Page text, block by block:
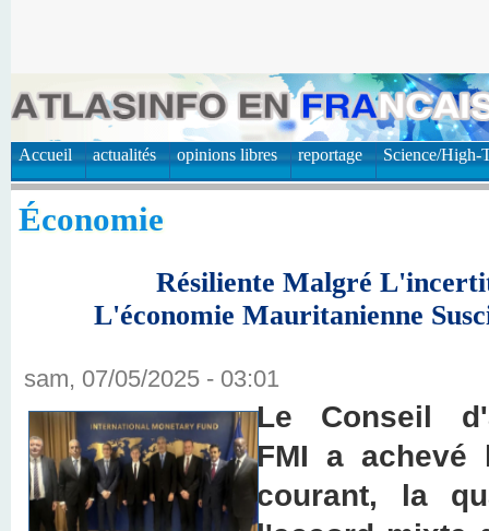
Accueil actualités opinions libres reportage Science/High-
Économie
Résiliente Malgré
L'économie Mauritanienne
sam, 07/05/2025 - 03:01
Le Conseil
FMI a
courant, la